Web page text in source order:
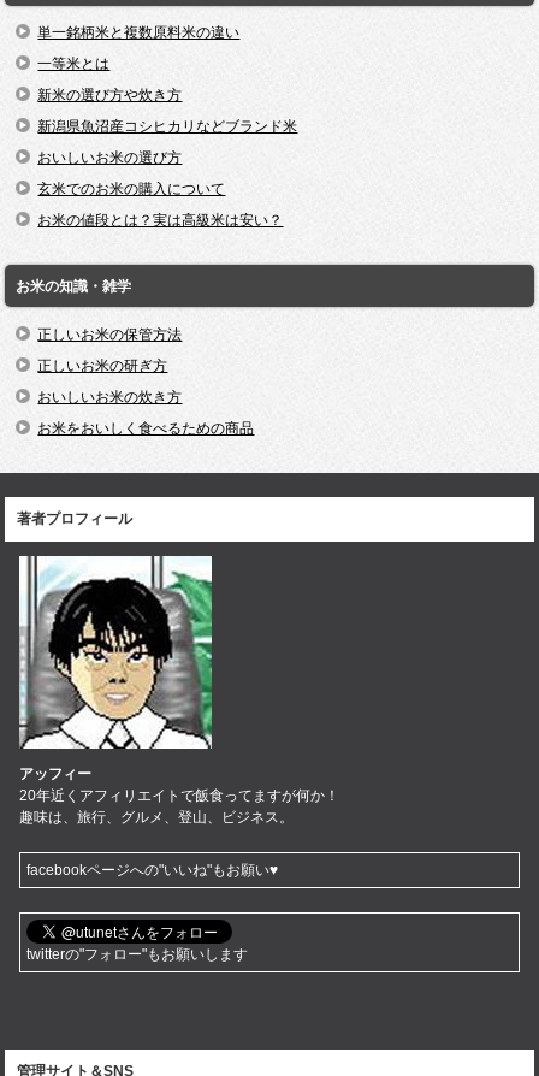
単一銘柄米と複数原料米の違い
一等米とは
新米の選び方や炊き方
新潟県魚沼産コシヒカリなどブランド米
おいしいお米の選び方
玄米でのお米の購入について
お米の値段とは？実は高級米は安い？
お米の知識・雑学
正しいお米の保管方法
正しいお米の研ぎ方
おいしいお米の炊き方
お米をおいしく食べるための商品
著者プロフィール
アッフィー
20年近くアフィリエイトで飯食ってますが何か！
趣味は、旅行、グルメ、登山、ビジネス。
facebookページへの"いいね"もお願い♥
twitterの"フォロー"もお願いします
管理サイト＆SNS